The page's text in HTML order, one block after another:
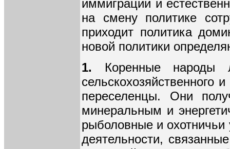
иммиграции и
на смену политике
приходит политика
новой политики
1. Коренные народы
сельскохозяйственного
переселенцы. Они
минеральным и
рыболовные и
деятельности,